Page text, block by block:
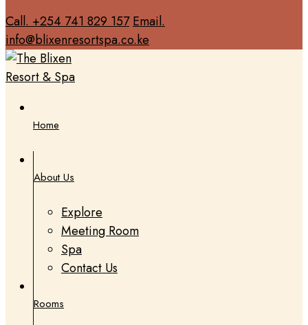
Call. +254 741 829 157 Email.
info@blixenresortspa.co.ke
Home
About Us
Explore
Meeting Room
Spa
Contact Us
Rooms